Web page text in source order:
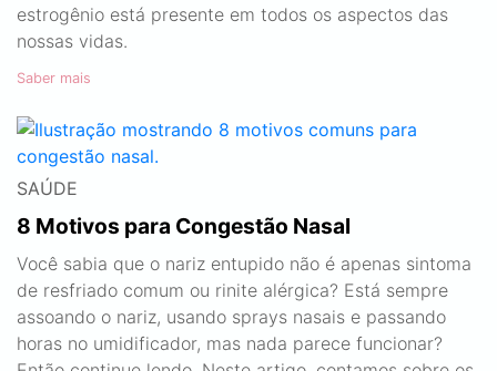
estrogênio está presente em todos os aspectos das
nossas vidas.
Saber mais
SAÚDE
8 Motivos para Congestão Nasal
Você sabia que o nariz entupido não é apenas sintoma
de resfriado comum ou rinite alérgica? Está sempre
assoando o nariz, usando sprays nasais e passando
horas no umidificador, mas nada parece funcionar?